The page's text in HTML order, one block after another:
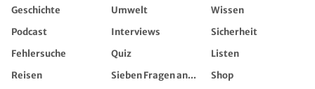
Geschichte Umwelt
Wissen
Podcast
Interviews
Sicherheit
Fehlersuche
Quiz
Listen
Reisen
Sieben Fragen an...
Shop